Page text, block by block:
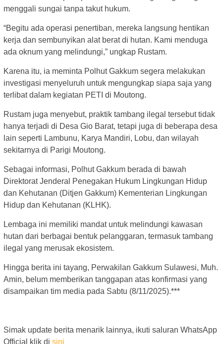
menggali sungai tanpa takut hukum.
“Begitu ada operasi penertiban, mereka langsung hentikan
kerja dan sembunyikan alat berat di hutan. Kami menduga
ada oknum yang melindungi,” ungkap Rustam.
Karena itu, ia meminta Polhut Gakkum segera melakukan
investigasi menyeluruh untuk mengungkap siapa saja yang
terlibat dalam kegiatan PETI di Moutong.
Rustam juga menyebut, praktik tambang ilegal tersebut tidak
hanya terjadi di Desa Gio Barat, tetapi juga di beberapa desa
lain seperti Lambunu, Karya Mandiri, Lobu, dan wilayah
sekitarnya di Parigi Moutong.
Sebagai informasi, Polhut Gakkum berada di bawah
Direktorat Jenderal Penegakan Hukum Lingkungan Hidup
dan Kehutanan (Ditjen Gakkum) Kementerian Lingkungan
Hidup dan Kehutanan (KLHK).
Lembaga ini memiliki mandat untuk melindungi kawasan
hutan dari berbagai bentuk pelanggaran, termasuk tambang
ilegal yang merusak ekosistem.
Hingga berita ini tayang, Perwakilan Gakkum Sulawesi, Muh.
Amin, belum memberikan tanggapan atas konfirmasi yang
disampaikan tim media pada Sabtu (8/11/2025).***
Simak update berita menarik lainnya, ikuti saluran WhatsApp
Official klik di sini